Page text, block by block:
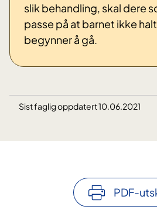
slik behandling, skal dere
passe på at barnet ikke
begynner å gå.
Sist faglig oppdatert 10.06.2021
PDF-